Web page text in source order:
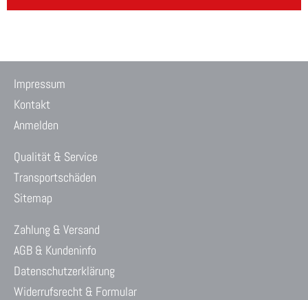
Impressum
Kontakt
Anmelden
Qualität & Service
Transportschäden
Sitemap
Zahlung & Versand
AGB & Kundeninfo
Datenschutzerklärung
Widerrufsrecht & Formular